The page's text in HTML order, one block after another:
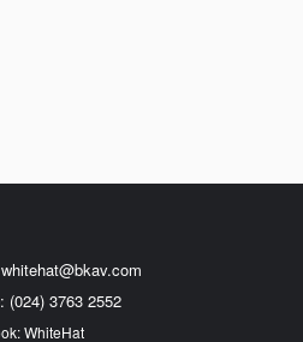
whitehat@bkav.com
(024) 3763 2552
WhiteHat